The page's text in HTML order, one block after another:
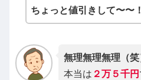
ちょっと値引きして〜〜
無理無理無理（笑
本当は ２万５千円